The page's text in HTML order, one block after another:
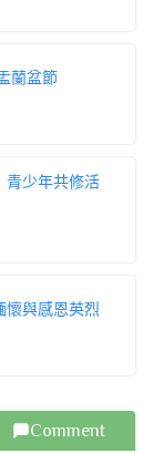
蘭盆節
青少年共修活
懷與感恩英烈
Comment